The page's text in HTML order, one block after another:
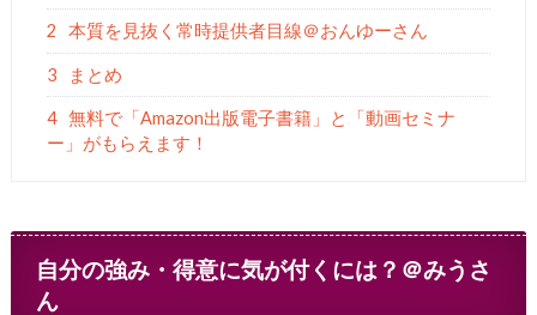
2 本質を見抜く常時提供者目線＠おんゆーさん
3 まとめ
4 無料で「Amazon出版電子書籍」と「動画セミナ
ー」がもらえます！
自分の強み・得意に気が付くには？＠みうさ
ん